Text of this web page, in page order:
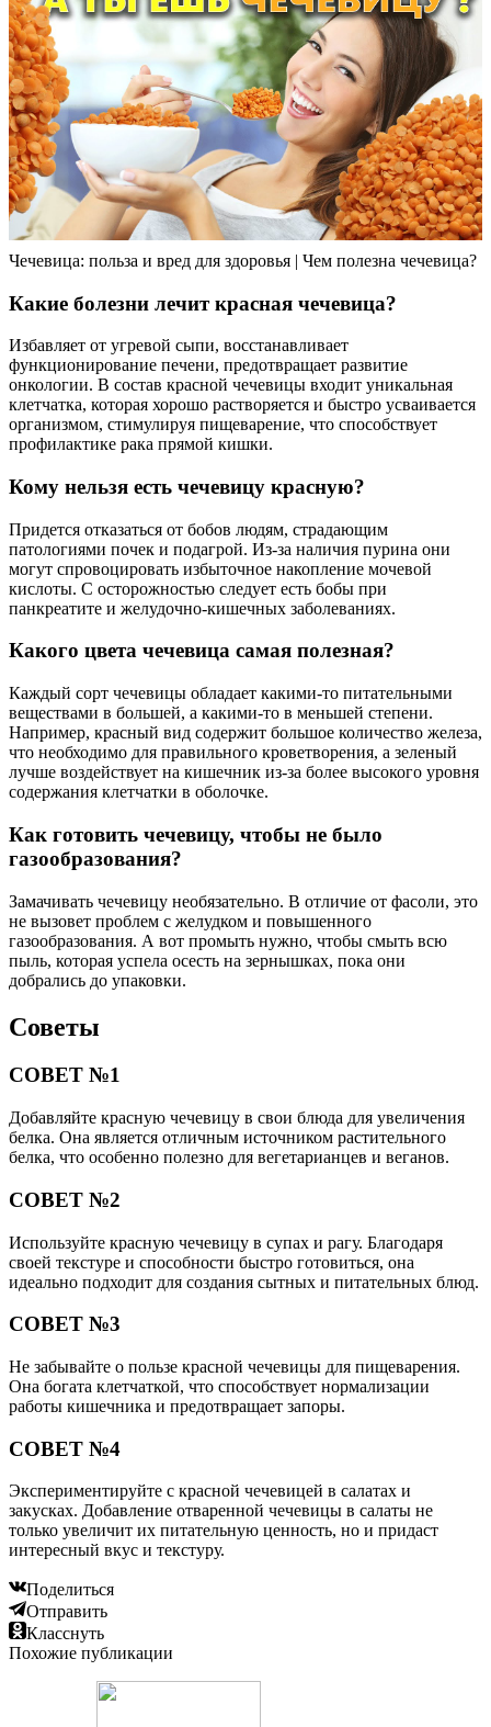
Чечевица: польза и вред для здоровья | Чем полезна чечевица?
Какие болезни лечит красная чечевица?
Избавляет от угревой сыпи, восстанавливает
функционирование печени, предотвращает развитие
онкологии. В состав красной чечевицы входит уникальная
клетчатка, которая хорошо растворяется и быстро усваивается
организмом, стимулируя пищеварение, что способствует
профилактике рака прямой кишки.
Кому нельзя есть чечевицу красную?
Придется отказаться от бобов людям, страдающим
патологиями почек и подагрой. Из-за наличия пурина они
могут спровоцировать избыточное накопление мочевой
кислоты. С осторожностью следует есть бобы при
панкреатите и желудочно-кишечных заболеваниях.
Какого цвета чечевица самая полезная?
Каждый сорт чечевицы обладает какими-то питательными
веществами в большей, а какими-то в меньшей степени.
Например, красный вид содержит большое количество железа,
что необходимо для правильного кроветворения, а зеленый
лучше воздействует на кишечник из-за более высокого уровня
содержания клетчатки в оболочке.
Как готовить чечевицу, чтобы не было
газообразования?
Замачивать чечевицу необязательно. В отличие от фасоли, это
не вызовет проблем с желудком и повышенного
газообразования. А вот промыть нужно, чтобы смыть всю
пыль, которая успела осесть на зернышках, пока они
добрались до упаковки.
Советы
СОВЕТ №1
Добавляйте красную чечевицу в свои блюда для увеличения
белка. Она является отличным источником растительного
белка, что особенно полезно для вегетарианцев и веганов.
СОВЕТ №2
Используйте красную чечевицу в супах и рагу. Благодаря
своей текстуре и способности быстро готовиться, она
идеально подходит для создания сытных и питательных блюд.
СОВЕТ №3
Не забывайте о пользе красной чечевицы для пищеварения.
Она богата клетчаткой, что способствует нормализации
работы кишечника и предотвращает запоры.
СОВЕТ №4
Экспериментируйте с красной чечевицей в салатах и
закусках. Добавление отваренной чечевицы в салаты не
только увеличит их питательную ценность, но и придаст
интересный вкус и текстуру.
Поделиться
Отправить
Класснуть
Похожие публикации